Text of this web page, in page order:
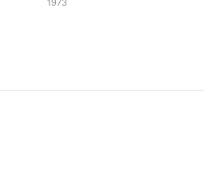
1973